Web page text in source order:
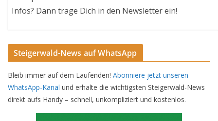
Infos? Dann trage Dich in den Newsletter ein!
Steigerwald-News auf WhatsApp
Bleib immer auf dem Laufenden! Abonniere jetzt unseren
WhatsApp-Kanal und erhalte die wichtigsten Steigerwald-News
direkt aufs Handy – schnell, unkompliziert und kostenlos.